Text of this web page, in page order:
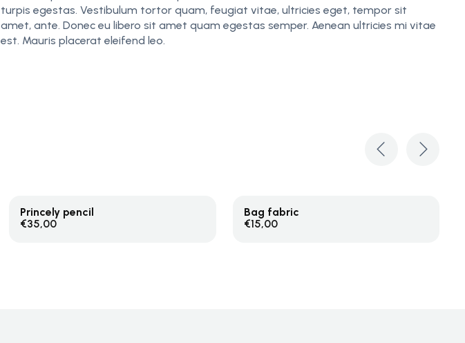
turpis egestas. Vestibulum tortor quam, feugiat vitae, ultricies eget, tempor sit
amet, ante. Donec eu libero sit amet quam egestas semper. Aenean ultricies mi vitae
est. Mauris placerat eleifend leo.
In Den Warenkorb
Princely pencil
€35,00 In Den Warenkorb
Bag fabric
€15,00